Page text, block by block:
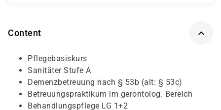
Content
Pflegebasiskurs
Sanitäter Stufe A
Demenzbetreuung nach § 53b (alt: § 53c)
Betreuungspraktikum im gerontolog. Bereich
Behandlungspflege LG 1+2